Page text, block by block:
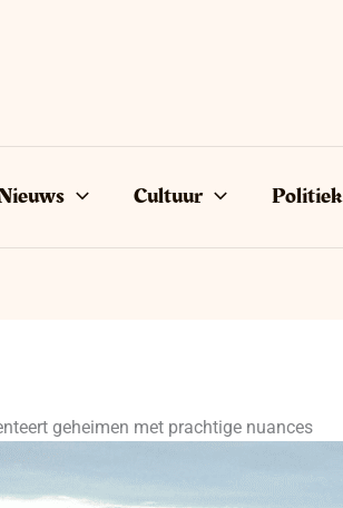
Cultuur Politiek
geheimen met prachtige nuances